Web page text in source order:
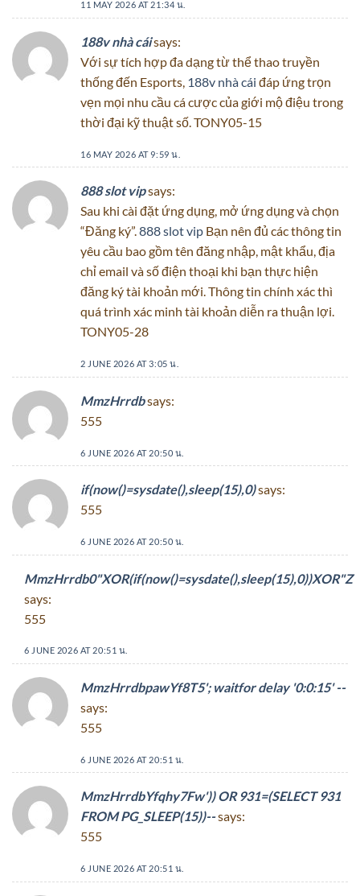
11 MAY 2026 AT 21:34 น.
188v nhà cáisays:
Với sự tích hợp đa dạng từ thể thao truyền
thống đến Esports, 188v nhà cái đáp ứng trọn
vẹn mọi nhu cầu cá cược của giới mộ điệu trong
thời đại kỹ thuật số. TONY05-15
16 MAY 2026 AT 9:59 น.
888 slot vipsays:
Sau khi cài đặt ứng dụng, mở ứng dụng và chọn
“Đăng ký”.888 slot vip Bạn nên đủ các thông tin
yêu cầu bao gồm tên đăng nhập, mật khẩu, địa
chỉ email và số điện thoại khi bạn thực hiện
đăng ký tài khoản mới. Thông tin chính xác thì
quá trình xác minh tài khoản diễn ra thuận lợi.
TONY05-28
2 JUNE 2026 AT 3:05 น.
MmzHrrdbsays:
555
6 JUNE 2026 AT 20:50 น.
if(now()=sysdate(),sleep(15),0)says:
555
6 JUNE 2026 AT 20:50 น.
MmzHrrdb0"XOR(if(now()=sysdate(),sleep(15),0))XOR"Z
says:
555
6 JUNE 2026 AT 20:51 น.
MmzHrrdbpawYf8T5'; waitfor delay '0:0:15' --
says:
555
6 JUNE 2026 AT 20:51 น.
MmzHrrdbYfqhy7Fw')) OR 931=(SELECT 931
FROM PG_SLEEP(15))--says:
555
6 JUNE 2026 AT 20:51 น.